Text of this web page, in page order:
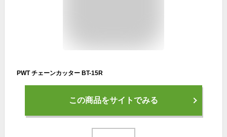
PWT チェーンカッター BT-15R
この商品をサイトでみる